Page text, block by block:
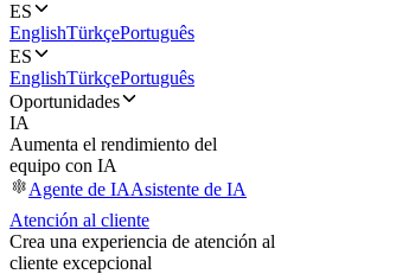
ES
EnglishTürkçePortuguês
ES
EnglishTürkçePortuguês
Oportunidades
IA
Aumenta el rendimiento del
equipo con IA
Agente de IAAsistente de IA
Atención al cliente
Crea una experiencia de atención al
cliente excepcional